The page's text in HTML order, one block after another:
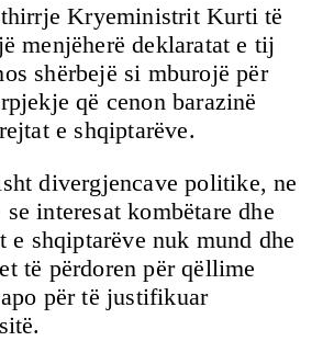
Kryeministrit Kurti të
menjëherë deklaratat e tij
shërbejë si mburojë për
që cenon barazinë
e shqiptarëve.
divergjencave politike, ne
se interesat kombëtare dhe
e shqiptarëve nuk mund dhe
të përdoren për qëllime
për të justifikuar